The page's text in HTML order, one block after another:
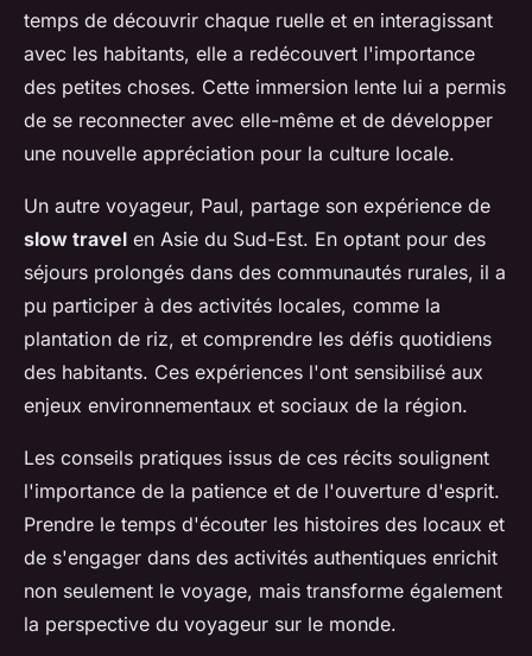
temps de découvrir chaque ruelle et en interagissant
avec les habitants, elle a redécouvert l'importance
des petites choses. Cette immersion lente lui a permis
de se reconnecter avec elle-même et de développer
une nouvelle appréciation pour la culture locale.
Un autre voyageur, Paul, partage son expérience de
slow travel en Asie du Sud-Est. En optant pour des
séjours prolongés dans des communautés rurales, il a
pu participer à des activités locales, comme la
plantation de riz, et comprendre les défis quotidiens
des habitants. Ces expériences l'ont sensibilisé aux
enjeux environnementaux et sociaux de la région.
Les conseils pratiques issus de ces récits soulignent
l'importance de la patience et de l'ouverture d'esprit.
Prendre le temps d'écouter les histoires des locaux et
de s'engager dans des activités authentiques enrichit
non seulement le voyage, mais transforme également
la perspective du voyageur sur le monde.